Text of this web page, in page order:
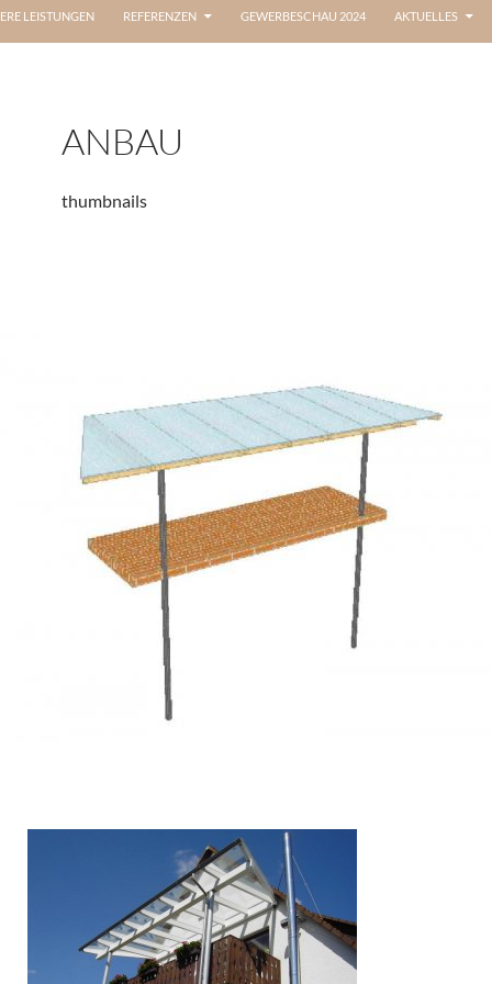
LEISTUNGEN REFERENZEN GEWERBESCHAU 2024 AKTUELLES
ANBAU
thumbnails